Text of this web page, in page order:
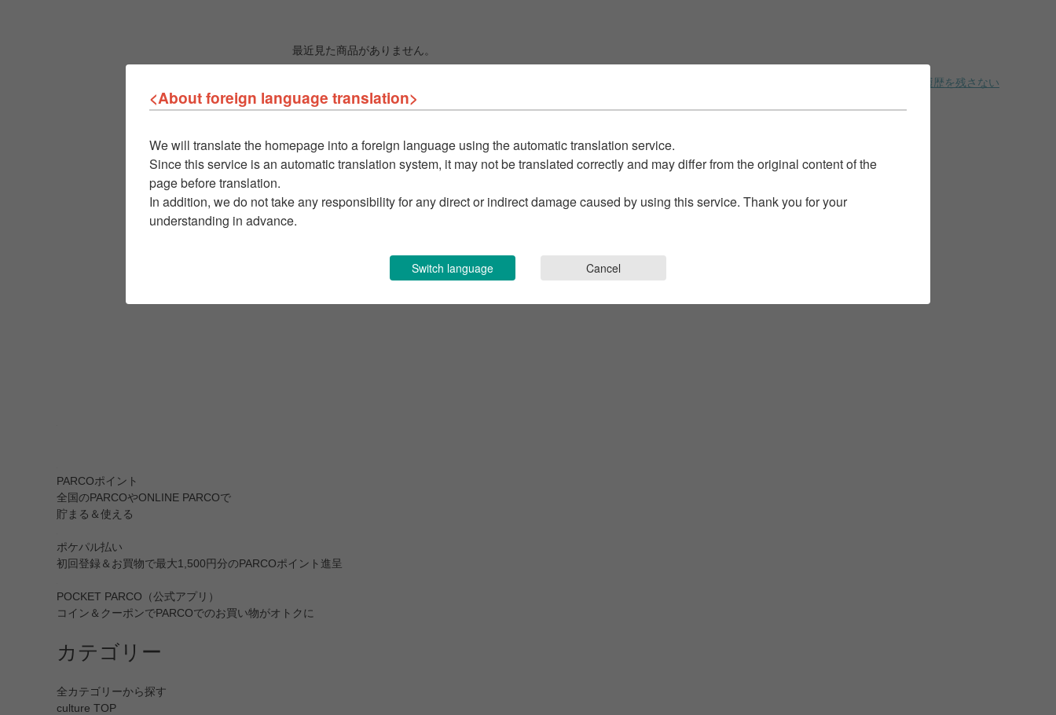
最近見た商品がありません。
履歴を残さない
PARCOポイント
全国のPARCOやONLINE PARCOで
貯まる＆使える
ポケパル払い
初回登録＆お買物で最大1,500円分のPARCOポイント進呈
POCKET PARCO（公式アプリ）
コイン＆クーポンでPARCOでのお買い物がオトクに
カテゴリー
全カテゴリーから探す
culture TOP
<About foreign language translation>
We will translate the homepage into a foreign language using the automatic translation service.
Since this service is an automatic translation system, it may not be translated correctly and may differ from the original content of the
page before translation.
In addition, we do not take any responsibility for any direct or indirect damage caused by using this service. Thank you for your
understanding in advance.
Switch language Cancel